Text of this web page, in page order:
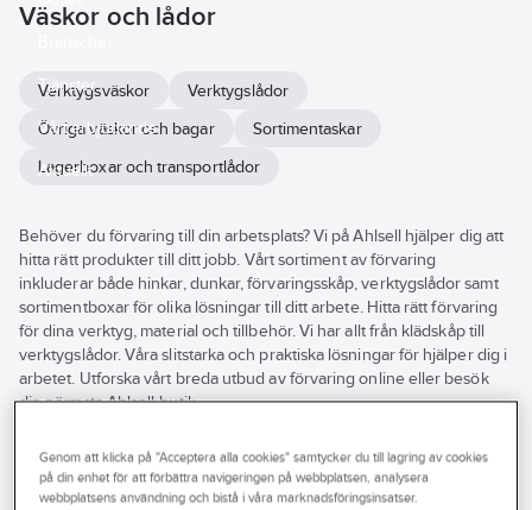
Tjänster
Vårt erbjudande
Aktuellt
Väskor och lådor
Verktygsväskor
Verktygslådor
Övriga väskor och bagar
Sortimentaskar
Lagerboxar och transportlådor
Behöver du förvaring till din arbetsplats? Vi på Ahlsell hjälper dig att
hitta rätt produkter till ditt jobb. Vårt sortiment av förvaring
inkluderar både hinkar, dunkar, förvaringsskåp, verktygslådor samt
sortimentboxar för olika lösningar till ditt arbete. Hitta rätt förvaring
för dina verktyg, material och tillbehör. Vi har allt från klädskåp till
verktygslådor. Våra slitstarka och praktiska lösningar för hjälper dig i
arbetet. Utforska vårt breda utbud av förvaring online eller besök
din närmsta Ahlsell-butik.
Varumärke Lagerförd
Egenskap Längd
alla
filter
Produkter (362)
Genom att klicka på "Acceptera alla cookies" samtycker du till lagring av cookies
på din enhet för att förbättra navigeringen på webbplatsen, analysera
webbplatsens användning och bistå i våra marknadsföringsinsatser.